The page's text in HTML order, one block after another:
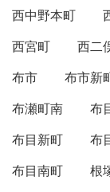
西中野本町
西宮町
西二
布市
布市新
布瀬町南
布
布目新町
布
布目南町
根